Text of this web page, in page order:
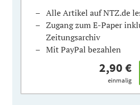
Alle Artikel auf NTZ.de
Zugang zum E-Paper
Zeitungsarchiv
Mit PayPal bezahlen
2,90 €
einmalig